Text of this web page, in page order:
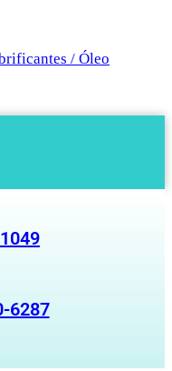
/ Óleo
6287